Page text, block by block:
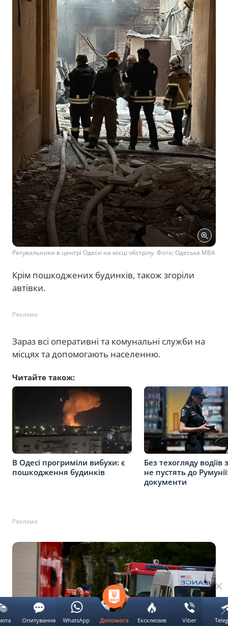
Рятувальники в центрі Одеси на місці обстрілу. Фото: Одеська МВА
Крім пошкоджених будинків, також згоріли
автівки.
Реклама
Зараз всі оперативні та комунальні служби на
місцях та допомогають населенню.
Читайте також:
В Одесі прогриміли вибухи: є
пошкодження будинків
Без техогляду водіїв
не пустять до
документи
Реклама
Допомога Ексклюзив Viber
Опитування WhatsApp